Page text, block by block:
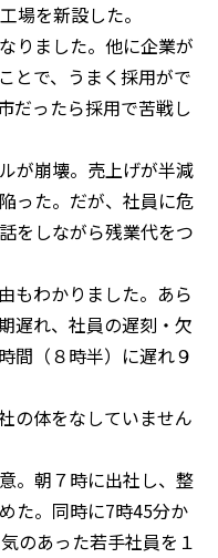
場を新設した。
りました。他に企業が
とで、うまく採用がで
だったら採用で苦戦し
が崩壊。売上げが半減
った。だが、社員に危
をしながら残業代をつ
もわかりました。あら
遅れ、社員の遅刻・欠
間（８時半）に遅れ９
の体をなしていません
。朝７時に出社し、整
た。同時に7時45分か
のあった若手社員を１